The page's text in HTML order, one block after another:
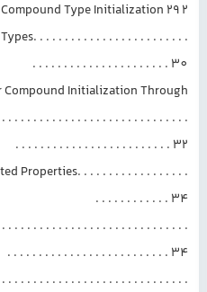
2 Using Compound Type Initialization 29
. . . . . . . . . . . . . . . . . . . . . . . .
. . . . . . . . . . . . . . . . . . . . . . 30
Compound Initialization Through
. . . . . . . . . . . . . . . . . . . . . . . . . . . .
. . . . . . . . . . . . . . . . . . . . . . . . . 32
Properties. . . . . . . . . . . . . . . . . .
. . . . . . . . . . . . 34
. . . . . . . . . . . . . . . . . . . . . . . . . . .
. . . . . . . . . . . . . . . . . . . . . . . . . . 34
. . . . . . . . . . . . . . . . . . . . . . . . . . .